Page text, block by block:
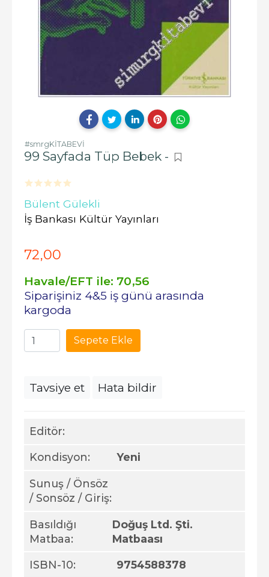
#smrgKİTABEVİ
99 Sayfada Tüp Bebek -
Bülent Gülekli
İş Bankası Kültür Yayınları
Editör:
Kondisyon: Yeni
Sunuş / Önsöz
/ Sonsöz / Giriş:
Basıldığı
Matbaa:
Doğuş Ltd. Şti.
Matbaası
ISBN-10: 9754588378
72,00
Havale/EFT ile: 70,56
Siparişiniz 4&5 iş günü arasında
kargoda
Sepete Ekle
Tavsiye et Hata bildir